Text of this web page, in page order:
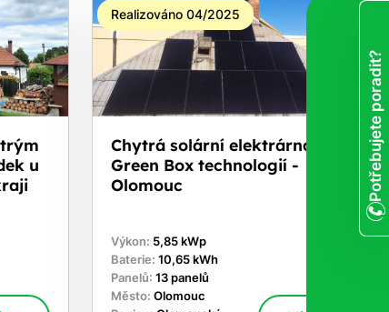
u
Realizováno 04/2025
Chytrá solární elektrárna s
Green Box technologií -
Olomouc
Výkon: 5,85 kWp
Baterie: 10,65 kWh
Panelů: 13 panelů
Město: Olomouc
Potřebujete poradit?